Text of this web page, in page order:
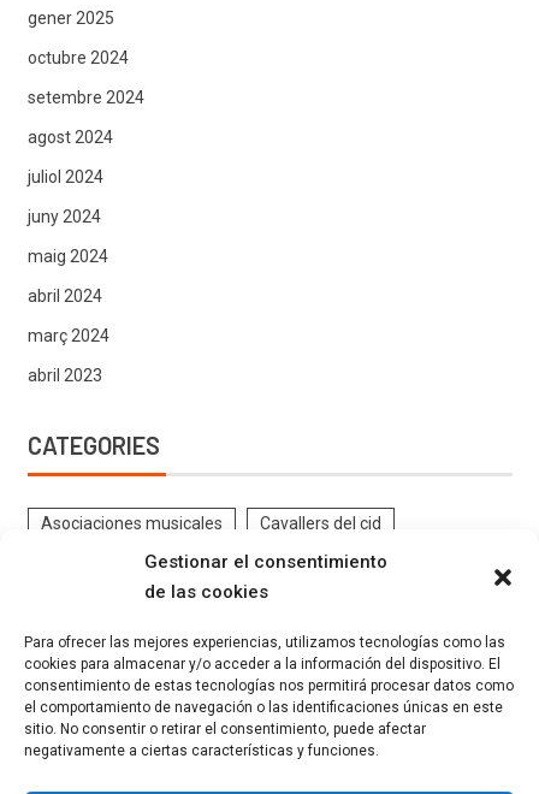
Gestionar el consentimiento
de las cookies
Para ofrecer las mejores experiencias, utilizamos tecnologías como las
cookies para almacenar y/o acceder a la información del dispositivo. El
consentimiento de estas tecnologías nos permitirá procesar datos como
el comportamiento de navegación o las identificaciones únicas en este
sitio. No consentir o retirar el consentimiento, puede afectar
negativamente a ciertas características y funciones.
gener 2025
octubre 2024
setembre 2024
agost 2024
juliol 2024
juny 2024
maig 2024
abril 2024
març 2024
abril 2023
CATEGORIES
Asociaciones musicales Cavallers del cid
Contrabandistes CRÒNIQUES DE FESTES
ENTREVISTES Estatutos Eventos Federació
FESTES GELADORS Filaes GALERIA FESTERA
INSTRUCCIONS FESTERES Kaimans La Canyeta